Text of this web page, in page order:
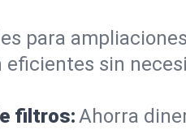
para
sin
filtros:Ahorra